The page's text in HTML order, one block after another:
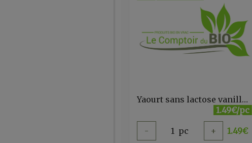
Yaourt sans lactose vanille 200g Biedermann
1.49€/pc
- 1 pc + 1.49€